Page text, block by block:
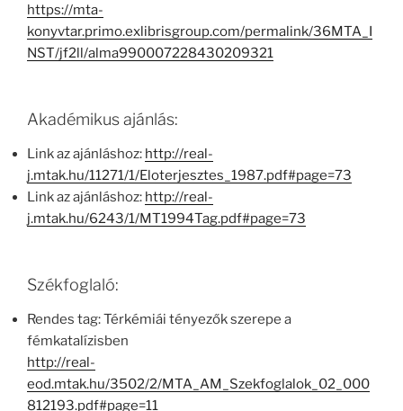
https://mta-
konyvtar.primo.exlibrisgroup.com/permalink/36MTA_I
NST/jf2ll/alma990007228430209321
Akadémikus ajánlás:
Link az ajánláshoz: http://real-
j.mtak.hu/11271/1/Eloterjesztes_1987.pdf#page=73
Link az ajánláshoz: http://real-
j.mtak.hu/6243/1/MT1994Tag.pdf#page=73
Székfoglaló:
Rendes tag: Térkémiái tényezők szerepe a
fémkatalízisben
http://real-
eod.mtak.hu/3502/2/MTA_AM_Szekfoglalok_02_000
812193.pdf#page=11